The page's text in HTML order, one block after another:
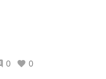
0 0